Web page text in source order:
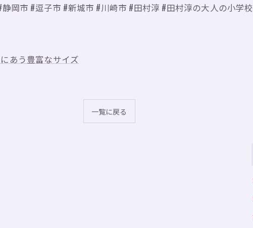
岡市 #逗子市 #新城市 #川崎市 #田村淳 #田村淳の大人の小学校
あう豊富なサイズ
一覧に戻る